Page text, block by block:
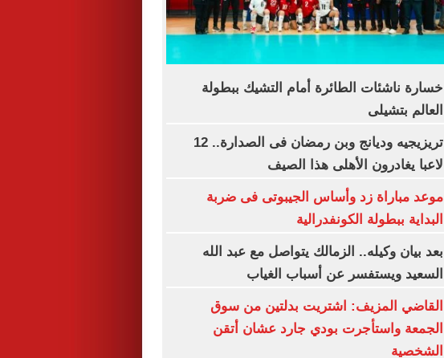
خسارة ناشئات الطائرة أمام التشيك ببطولة
العالم بتشيلى
تريزيجيه وديانج وبن رمضان فى الصدارة.. 12
لاعبا يغادرون الأهلى هذا الصيف
موعد مباراة زد وأساس الجيبوتى فى ضربة
البداية ببطولة الكونفدرالية
بعد بيان وكيله.. الزمالك يتواصل مع عبد الله
السعيد ويستفسر عن أسباب الغياب
القاضي المزيف: اشتريت بدلتين من سوق
الجمعة واستأجرت بودي جارد عشان أتقن
الشخصية